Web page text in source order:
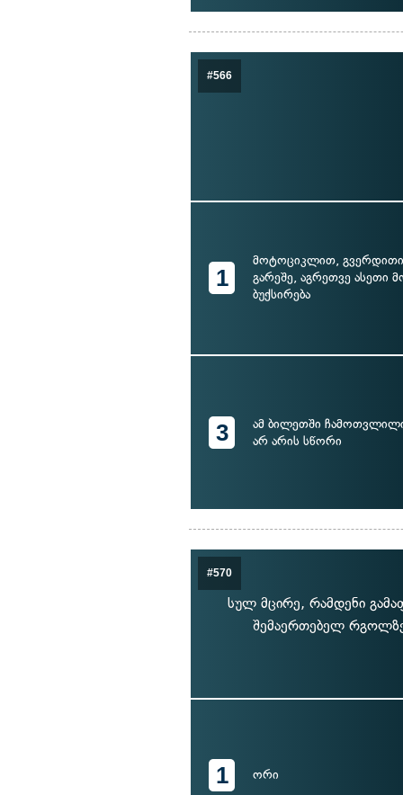
#566
1
მოტოციკლით, გვერდითი
გარეშე, აგრეთვე ასეთი
ბუქსირება
3
ამ ბილეთში
არ არის სწორი
#570
სულ მცირე, რამდენი
შემაერთებელ რგოლზე
1 ორი